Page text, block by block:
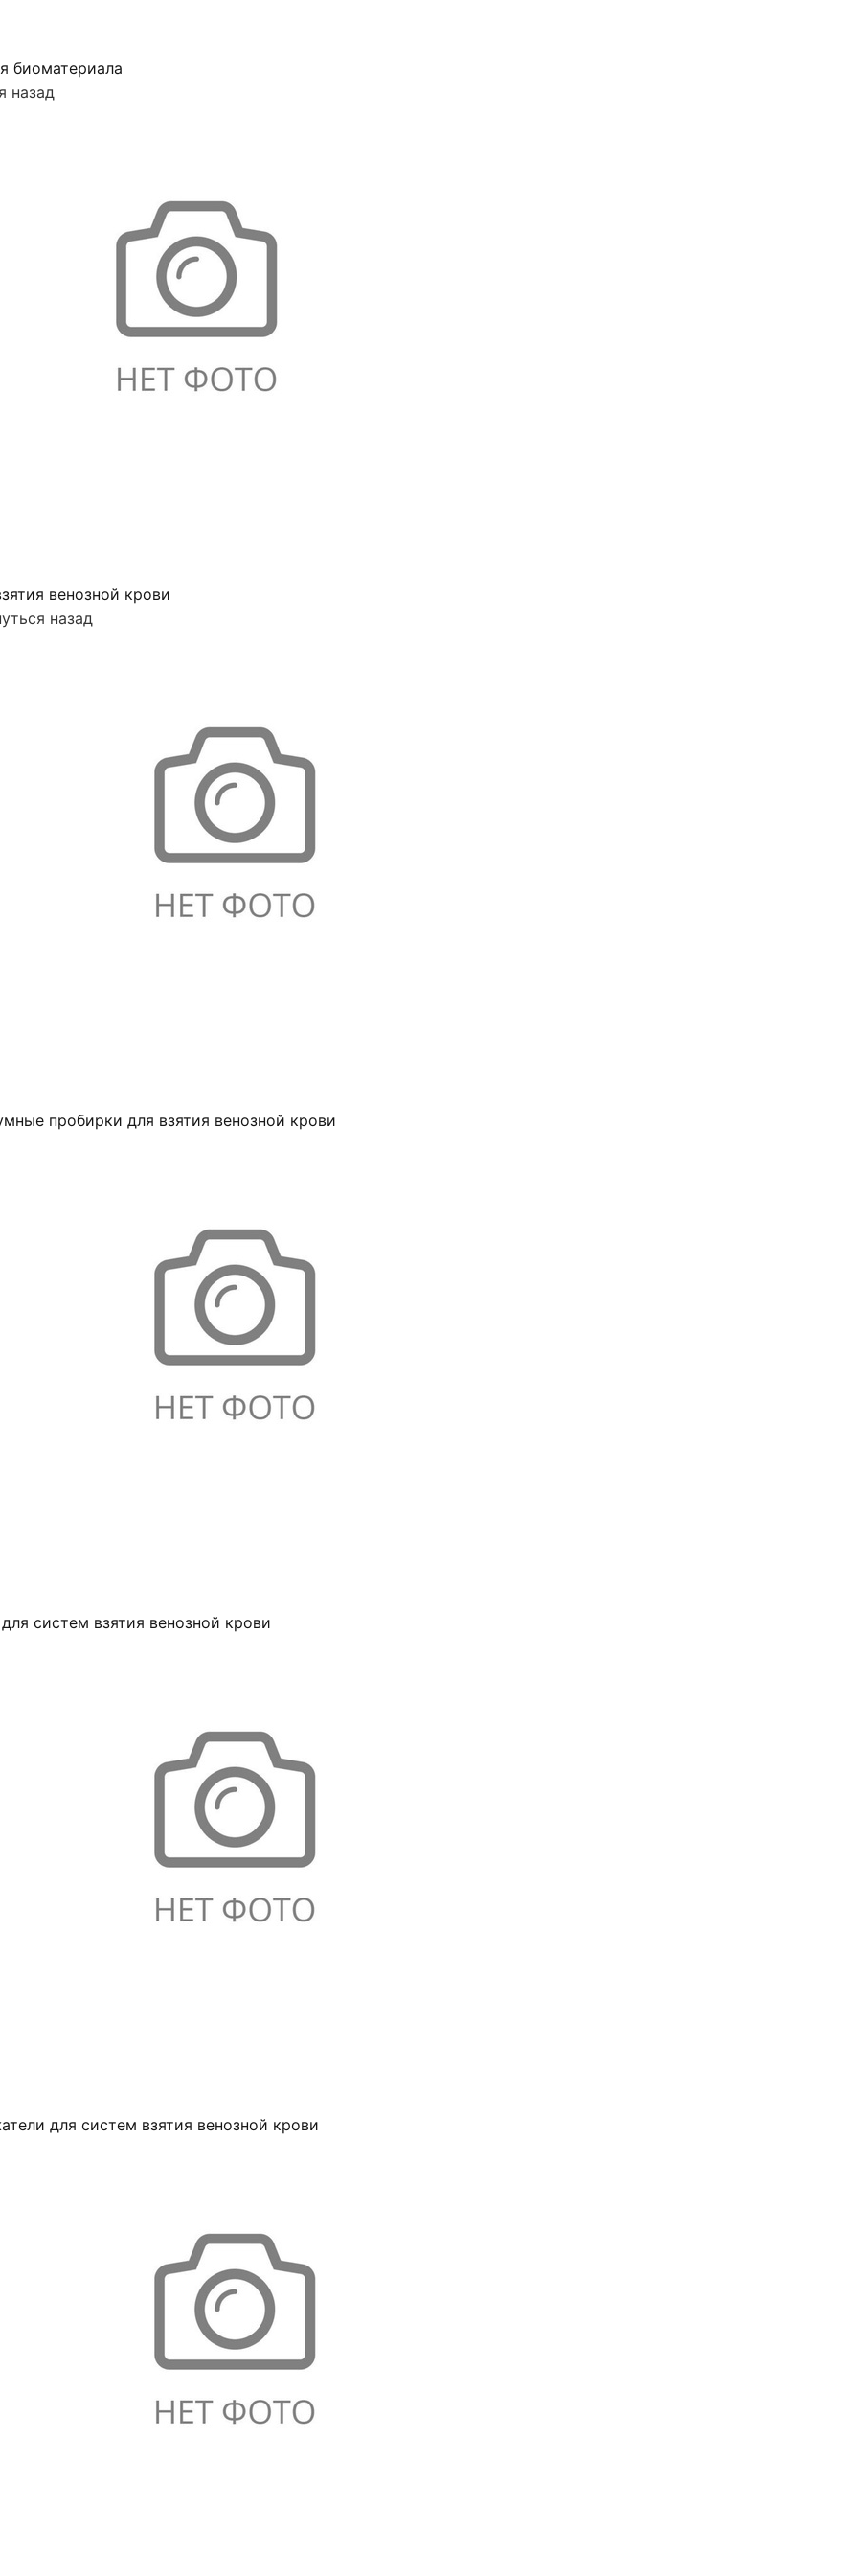
биоматериала
назад
венозной крови
назад
пробирки для взятия венозной крови
систем взятия венозной крови
для систем взятия венозной крови